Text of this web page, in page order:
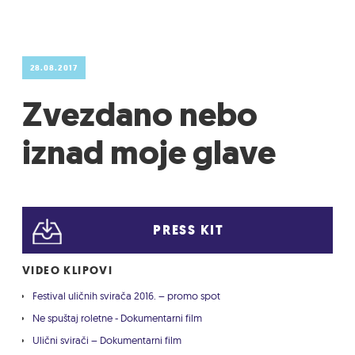
28.08.2017
Zvezdano nebo
iznad moje glave
PRESS KIT
VIDEO KLIPOVI
Festival uličnih svirača 2016. – promo spot
Ne spuštaj roletne - Dokumentarni film
Ulični svirači – Dokumentarni film